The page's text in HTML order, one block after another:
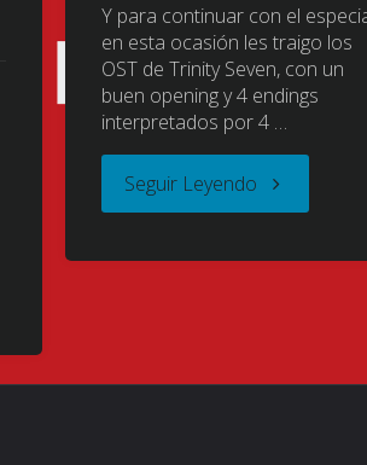
Y para continuar con el
en esta ocasión les traigo los
OST de Trinity Seven, con un
buen opening y 4 endings
interpretados por 4 …
Seguir Leyendo"Trinity